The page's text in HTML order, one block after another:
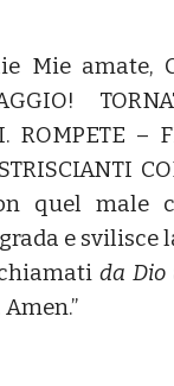
Mie amate,
ROMPETE –
quel male
e svilisce
da Dio
Amen.”